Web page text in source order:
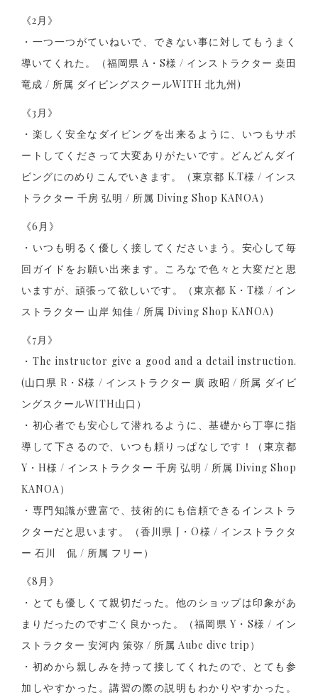
《2月》
・一つ一つがていねいで、できない事に対してもうまく
導いてくれた。（福岡県 A・S様 / インストラクター 桒田
竜成 / 所属 ダイビングスクールWITH 北九州)
《3月》
・楽しく安全なダイビングを出来るように、いつもサポ
ートしてくださって大変ありがたいです。どんどんダイ
ビングにのめりこんでいきます。（東京都 K.T様 / インス
トラクター 千房 弘明 / 所属 Diving Shop KANOA）
《6月》
・いつも明るく優しく接してくださいまう。安心して毎
回ガイドをお願い出来ます。ころなで色々と大変だと思
いますが、頑張って欲しいです。（東京都 K・T様 / イン
ストラクター 山岸 知佳 / 所属 Diving Shop KANOA)
《7月》
・The instructor give a good and a detail instruction.
(山口県 R・S様 / インストラクター 廣 政昭 / 所属 ダイビ
ングスクールWITH山口）
・初心者でも安心して潜れるように、基礎から丁寧に指
導して下さるので、いつも頼りっぱなしです！（東京都
Y・H様 / インストラクター 千房 弘明 / 所属 Diving Shop
KANOA）
・専門知識が豊富で、技術的にも信頼できるインストラ
クターだと思います。（香川県 J・O様 / インストラクタ
ー 石川 侃 / 所属 フリー）
《8月》
・とても優しくて親切だった。他のショップは印象があ
まりだったのですごく良かった。（福岡県 Y・S様 / イン
ストラクター 安河内 策弥 / 所属 Aube dive trip）
・初めから親しみを持って接してくれたので、とても参
加しやすかった。講習の際の説明もわかりやすかった。